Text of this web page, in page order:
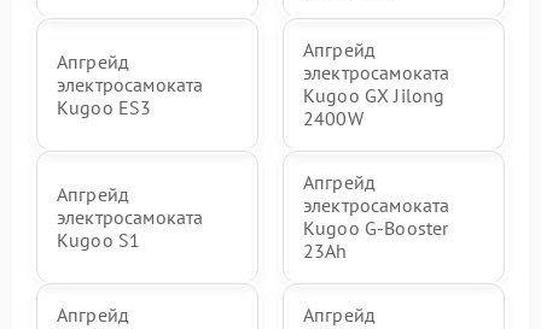
Апгрейд
электросамоката
Kugoo ES3
Апгрейд
электросамоката
Kugoo GX Jilong
2400W
Апгрейд
электросамоката
Kugoo S1
Апгрейд
электросамоката
Kugoo G-Booster
23Ah
Апгрейд
Апгрейд